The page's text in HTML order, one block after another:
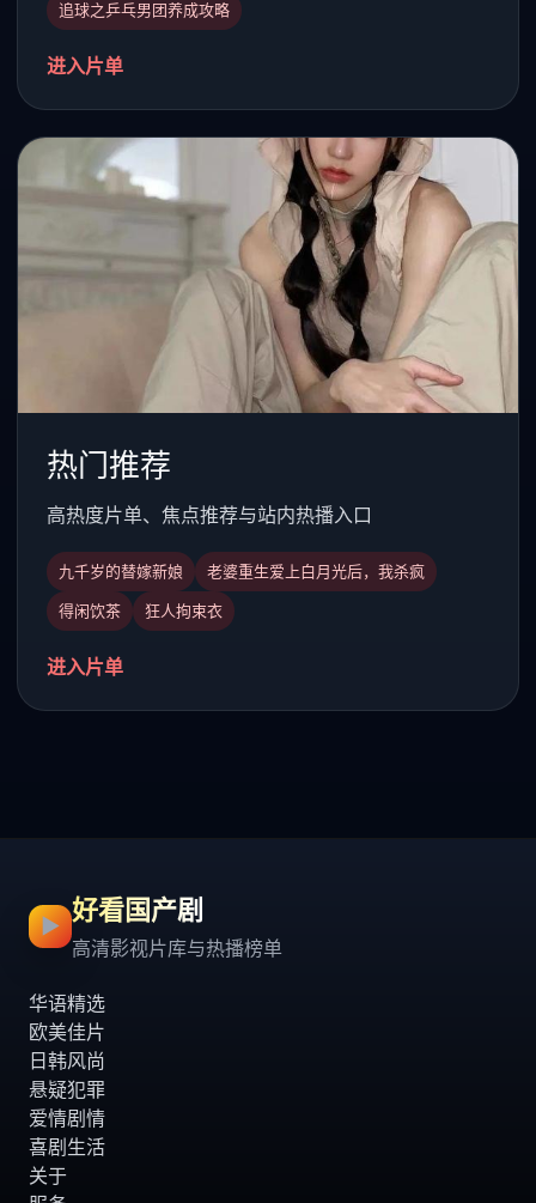
追球之乒乓男团养成攻略
进入片单
热门推荐
高热度片单、焦点推荐与站内热播入口
九千岁的替嫁新娘
老婆重生爱上白月光后，我杀疯
得闲饮茶
狂人拘束衣
进入片单
▶ 好看国产剧
高清影视片库与热播榜单
华语精选
欧美佳片
日韩风尚
悬疑犯罪
爱情剧情
喜剧生活
关于